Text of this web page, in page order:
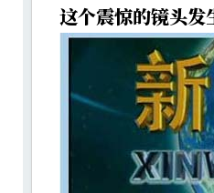
这个震惊的镜头